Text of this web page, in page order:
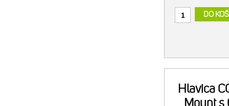
DO
Hlavica
Mount s